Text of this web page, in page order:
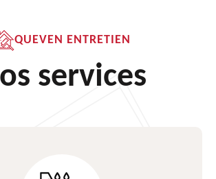
QUEVEN ENTRETIEN
services